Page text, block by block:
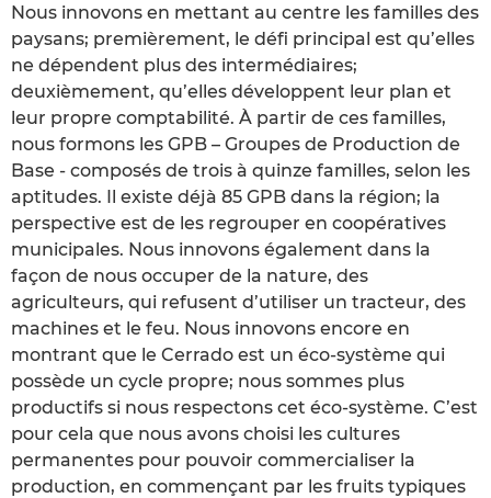
Nous innovons en mettant au centre les familles des
paysans; premièrement, le défi principal est qu’elles
ne dépendent plus des intermédiaires;
deuxièmement, qu’elles développent leur plan et
leur propre comptabilité. À partir de ces familles,
nous formons les GPB – Groupes de Production de
Base - composés de trois à quinze familles, selon les
aptitudes. Il existe déjà 85 GPB dans la région; la
perspective est de les regrouper en coopératives
municipales. Nous innovons également dans la
façon de nous occuper de la nature, des
agriculteurs, qui refusent d’utiliser un tracteur, des
machines et le feu. Nous innovons encore en
montrant que le Cerrado est un éco-système qui
possède un cycle propre; nous sommes plus
productifs si nous respectons cet éco-système. C’est
pour cela que nous avons choisi les cultures
permanentes pour pouvoir commercialiser la
production, en commençant par les fruits typiques